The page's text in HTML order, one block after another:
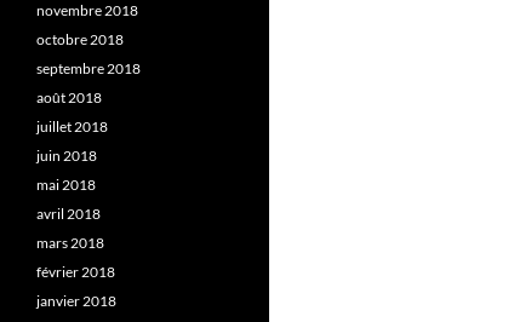
novembre 2018
octobre 2018
septembre 2018
août 2018
juillet 2018
juin 2018
mai 2018
avril 2018
mars 2018
février 2018
janvier 2018